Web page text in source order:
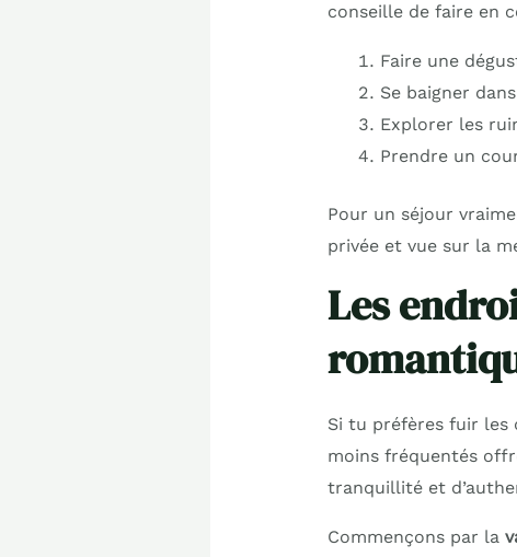
conseille de faire en
Faire une
Se baigner
Explorer les
Prendre un
Pour un séjour
privée et vue sur la
Les
Si tu préfères fuir les
moins fréquentés
tranquillité et
Commençons par la